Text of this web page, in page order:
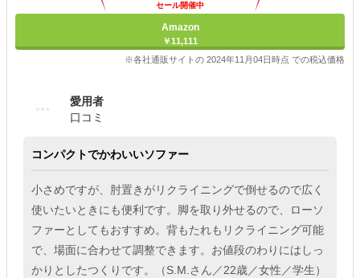
セール開催中
Amazon
￥11,111
※各社通販サイトの 2024年11月04日時点 での税込価格
愛用者
口コミ
コンパクトでかわいいソファー
小さめですが、肘置きがリクライニングで倒せるので広く
使いたいときにも便利です。脚を取り外せるので、ローソ
ファーとしてもおすすめ。背もたれもリクライニング可能
で、場面に合わせて調整できます。お値段のわりにはしっ
かりとしたつくりです。（S.M.さん／22歳／女性／学生）